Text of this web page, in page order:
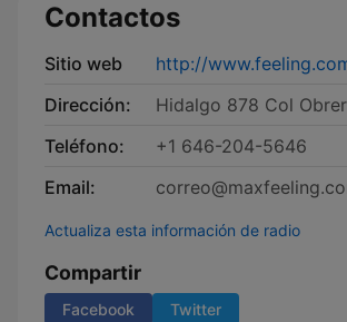
Contactos
Sitio web
http://
Dirección:
Hidalgo 878 Col
Teléfono:
+1 646-204-5646
Email:
Actualiza esta información de radio
Compartir
Facebook Twitter